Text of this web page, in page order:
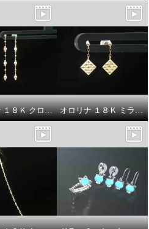
オロリナ １８Ｋ クロスランタン ピアス オロリナ １８Ｋ ミラージュ ピアス